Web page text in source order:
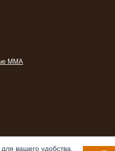
MMA
вашего удобства.